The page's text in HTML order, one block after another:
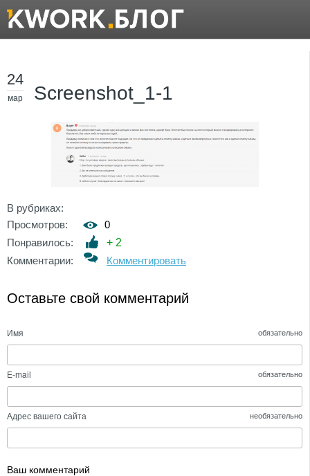
24
мар Screenshot_1-1
В рубриках:
Просмотров:
0
Понравилось:
+ 2
Комментарии:
Комментировать
Оставьте свой комментарий
Имя обязательно
E-mail обязательно
Адрес вашего сайта необязательно
Ваш комментарий